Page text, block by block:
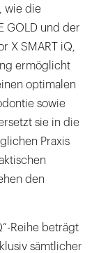
wie die
GOLD und der
X SMART iQ,
ermöglicht
optimalen
sowie
sie in die
Praxis
den
Reihe beträgt
sämtlicher